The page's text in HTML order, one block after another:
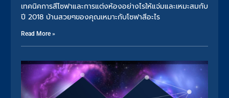
เทคนิคการสีโซฟาและการแต่งห้องอย่างไรให้แจ่มและเหมะสมกับ
ปี 2018 บ้านสวยๆของคุณเหมาะกับโซฟาสีอะไร
Read More »